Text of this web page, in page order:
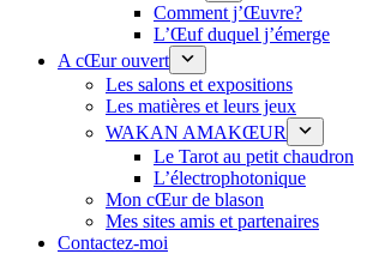
Comment j’Œuvre?
L’Œuf duquel j’émerge
A cŒur ouvert
Les salons et expositions
Les matières et leurs jeux
WAKAN AMAKŒUR
Le Tarot au petit chaudron
L’électrophotonique
Mon cŒur de blason
Mes sites amis et partenaires
Contactez-moi